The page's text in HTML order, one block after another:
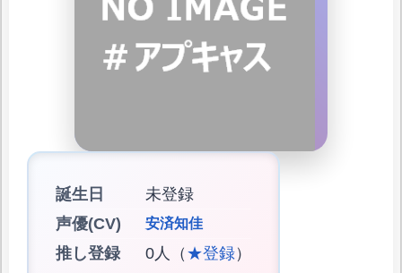
誕生日
未登録
声優(CV)
安済知佳
推し登録 0人（ ★登録）